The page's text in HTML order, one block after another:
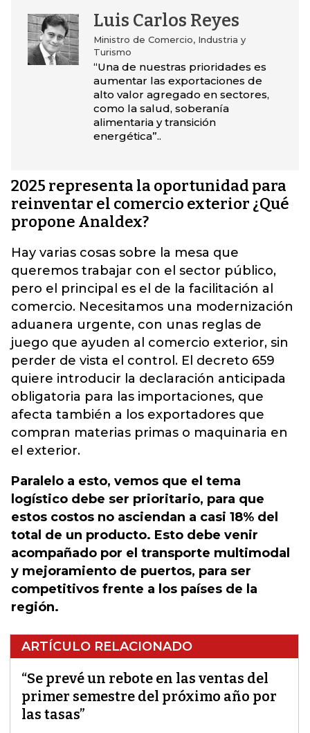
Luis Carlos Reyes
Ministro de Comercio, Industria y
Turismo
“Una de nuestras prioridades es
aumentar las exportaciones de
alto valor agregado en sectores,
como la salud, soberanía
alimentaria y transición
energética”..
2025 representa la oportunidad para
reinventar el comercio exterior ¿Qué
propone Analdex?
Hay varias cosas sobre la mesa que
queremos trabajar con el sector público,
pero el principal es el de la facilitación al
comercio. Necesitamos una modernización
aduanera urgente, con unas reglas de
juego que ayuden al comercio exterior, sin
perder de vista el control. El decreto 659
quiere introducir la declaración anticipada
obligatoria para las importaciones, que
afecta también a los exportadores que
compran materias primas o maquinaria en
el exterior.
Paralelo a esto, vemos que el tema
logístico debe ser prioritario, para que
estos costos no asciendan a casi 18% del
total de un producto. Esto debe venir
acompañado por el transporte multimodal
y mejoramiento de puertos, para ser
competitivos frente a los países de la
región.
ARTÍCULO RELACIONADO
“Se prevé un rebote en las ventas del
primer semestre del próximo año por
las tasas”